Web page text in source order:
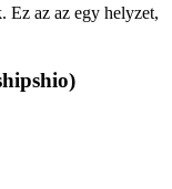
az az egy helyzet,